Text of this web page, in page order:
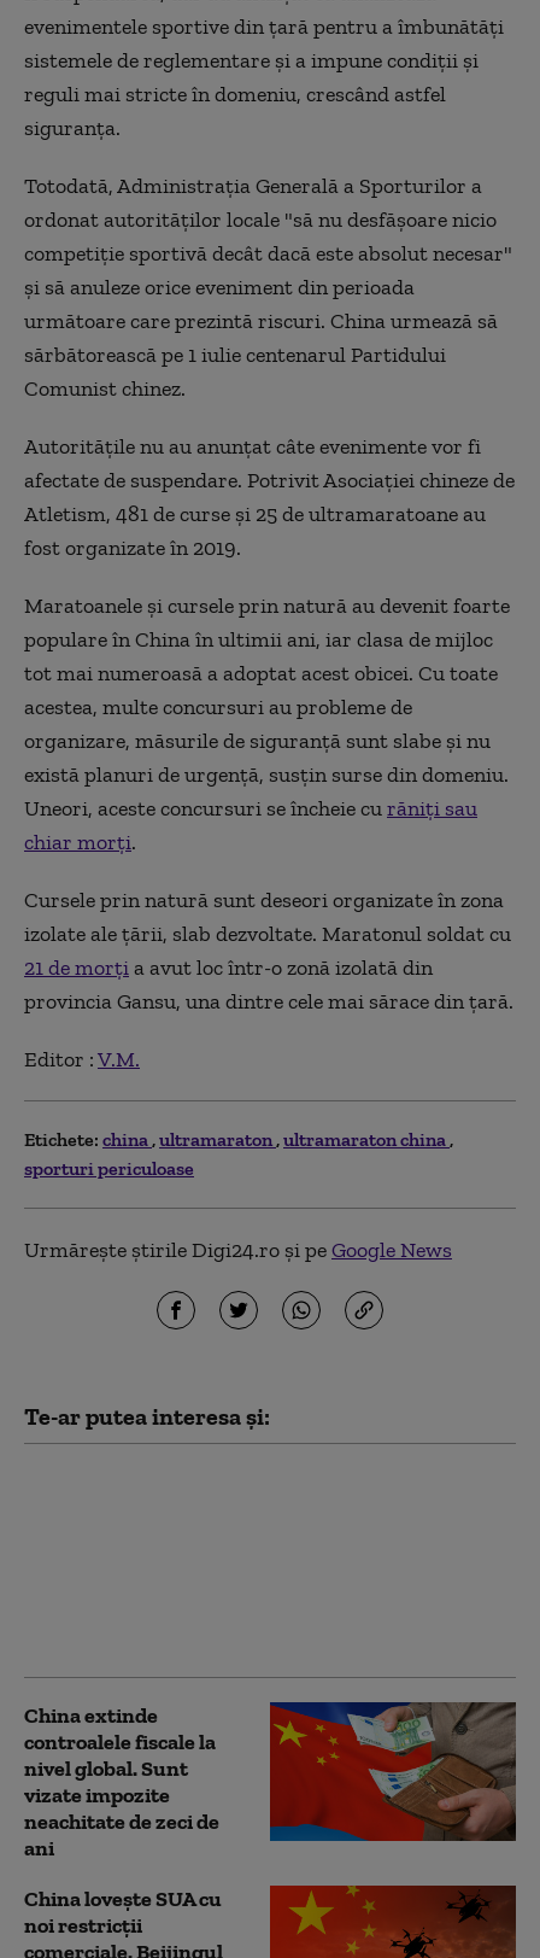
evenimentele sportive din țară pentru a îmbunătăți
sistemele de reglementare și a impune condiții și
reguli mai stricte în domeniu, crescând astfel
siguranța.
Totodată, Administrația Generală a Sporturilor a
ordonat autorităților locale "să nu desfășoare nicio
competiție sportivă decât dacă este absolut necesar"
și să anuleze orice eveniment din perioada
următoare care prezintă riscuri. China urmează să
sărbătorească pe 1 iulie centenarul Partidului
Comunist chinez.
Autoritățile nu au anunțat câte evenimente vor fi
afectate de suspendare. Potrivit Asociației chineze de
Atletism, 481 de curse și 25 de ultramaratoane au
fost organizate în 2019.
Maratoanele și cursele prin natură au devenit foarte
populare în China în ultimii ani, iar clasa de mijloc
tot mai numeroasă a adoptat acest obicei. Cu toate
acestea, multe concursuri au probleme de
organizare, măsurile de siguranță sunt slabe și nu
există planuri de urgență, susțin surse din domeniu.
Uneori, aceste concursuri se încheie curăniți sau
chiar morți.
Cursele prin natură sunt deseori organizate în zona
izolate ale țării, slab dezvoltate. Maratonul soldat cu
21 de morția avut loc într-o zonă izolată din
provincia Gansu, una dintre cele mai sărace din țară.
Editor :V.M.
Etichete: china ultramaraton ultramaraton china
sporturi periculoase
Urmărește știrile Digi24.ro și peGoogle News
Te-ar putea interesa și:
China extinde
controalele fiscale la
nivel global. Sunt
vizate impozite
neachitate de zeci de
ani
China lovește SUA cu
noi restricții
comerciale. Beijingul